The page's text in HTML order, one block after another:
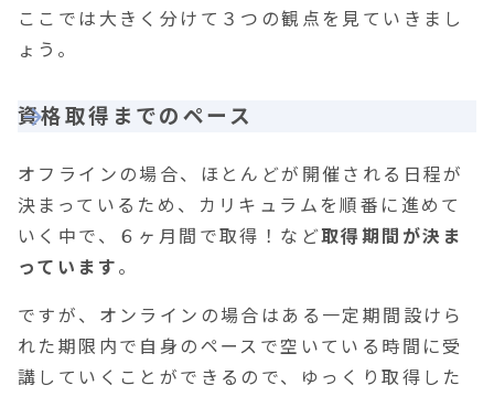
ここでは大きく分けて３つの観点を見ていきまし
ょう。
資格取得までのペース
オフラインの場合、ほとんどが開催される日程が
決まっているため、カリキュラムを順番に進めて
いく中で、６ヶ月間で取得！など取得期間が決ま
っています 。
ですが、 オンラインの場合はある一定期間設けら
れた期限内で自身のペースで空いている時間に受
講していくことができるので、ゆっくり取得した